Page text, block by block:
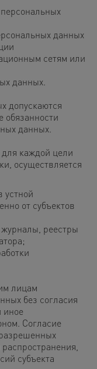
данных
сетям или
данных.
допускаются
обязанности
данных.
каждой цели
осуществляется
устной
от субъектов
реестры
лицам
без согласия
иное
Согласие
субъекта